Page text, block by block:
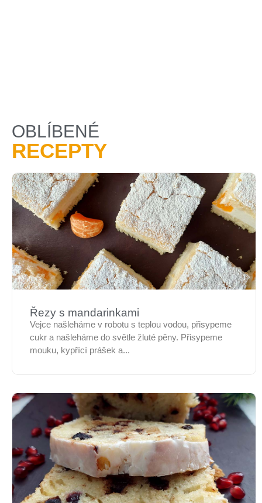
OBLÍBENÉ
RECEPTY
Řezy s mandarinkami
Vejce našleháme v robotu s teplou vodou, přisypeme
cukr a našleháme do světle žluté pěny. Přisypeme
mouku, kypřící prášek a...